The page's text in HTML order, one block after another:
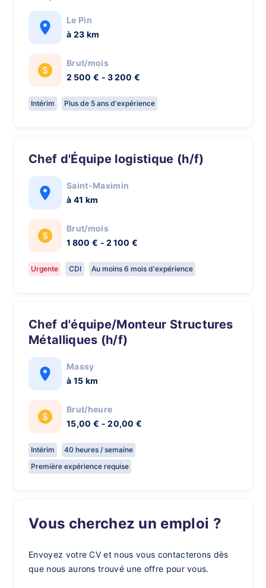
Le Pin
à 23 km
Brut/mois
2 500 € - 3 200 €
Intérim Plus de 5 ans d'expérience
Chef d'Équipe logistique (h/f)
Saint-Maximin
à 41 km
Brut/mois
1 800 € - 2 100 €
Urgente CDI Au moins 6 mois d'expérience
Chef d'équipe/Monteur Structures
Métalliques (h/f)
Massy
à 15 km
Brut/heure
15,00 € - 20,00 €
Intérim
40 heures / semaine
Première expérience requise
Vous cherchez un emploi ?
Envoyez votre CV et nous vous contacterons dès
que nous aurons trouvé une offre pour vous.